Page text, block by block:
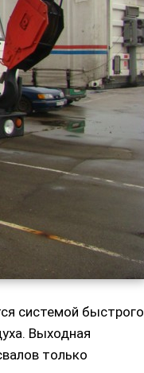
системой быстрого
Выходная
только